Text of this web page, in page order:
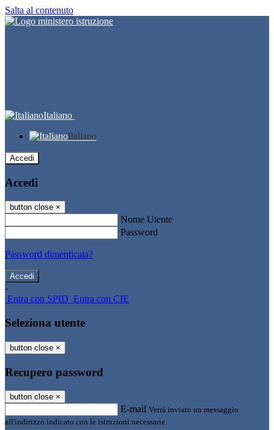
Salta al contenuto
Italiano
Italiano
Accedi
Accedi
button close ×
Nome Utente
Password
Password dimenticata?
-
Entra con SPID Entra con CIE
Seleziona utente
button close ×
Recupero password
button close ×
E-mail Verrà inviato un messaggio
all'indirizzo indicato con le istruzioni necessarie.